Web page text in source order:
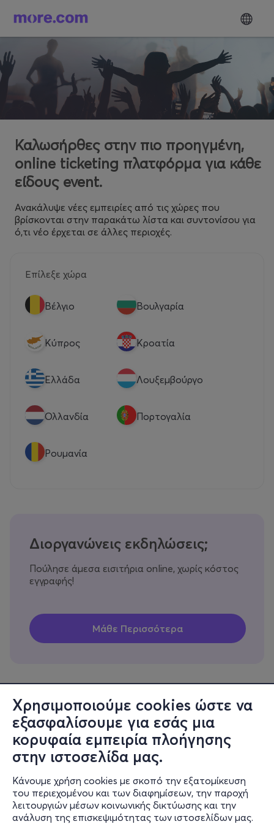
Χρησιμοποιούμε cookies ώστε να
εξασφαλίσουμε για εσάς μια
κορυφαία εμπειρία πλοήγησης
στην ιστοσελίδα μας.
Κάνουμε χρήση cookies με σκοπό την εξατομίκευση
του περιεχομένου και των διαφημίσεων, την παροχή
λειτουργιών μέσων κοινωνικής δικτύωσης και την
ανάλυση της επισκεψιμότητας των ιστοσελίδων μας.
Καλωσήρθες στην πιο προηγμένη,
online ticketing πλατφόρμα για κάθε
είδους event.
Ανακάλυψε νέες εμπειρίες από τις χώρες που
βρίσκονται στην παρακάτω λίστα και συντονίσου για
ό,τι νέο έρχεται σε άλλες περιοχές.
Επίλεξε χώρα
Βέλγιο Βουλγαρία
Κύπρος Κροατία
Eλλάδα Λουξεμβούργο
Ολλανδία Πορτογαλία
Ρουμανία
Διοργανώνεις εκδηλώσεις;
Πούλησε άμεσα εισιτήρια online, χωρίς κόστος
εγγραφής!
Πληροφορίες
Υποστήριξη
Stay Connected